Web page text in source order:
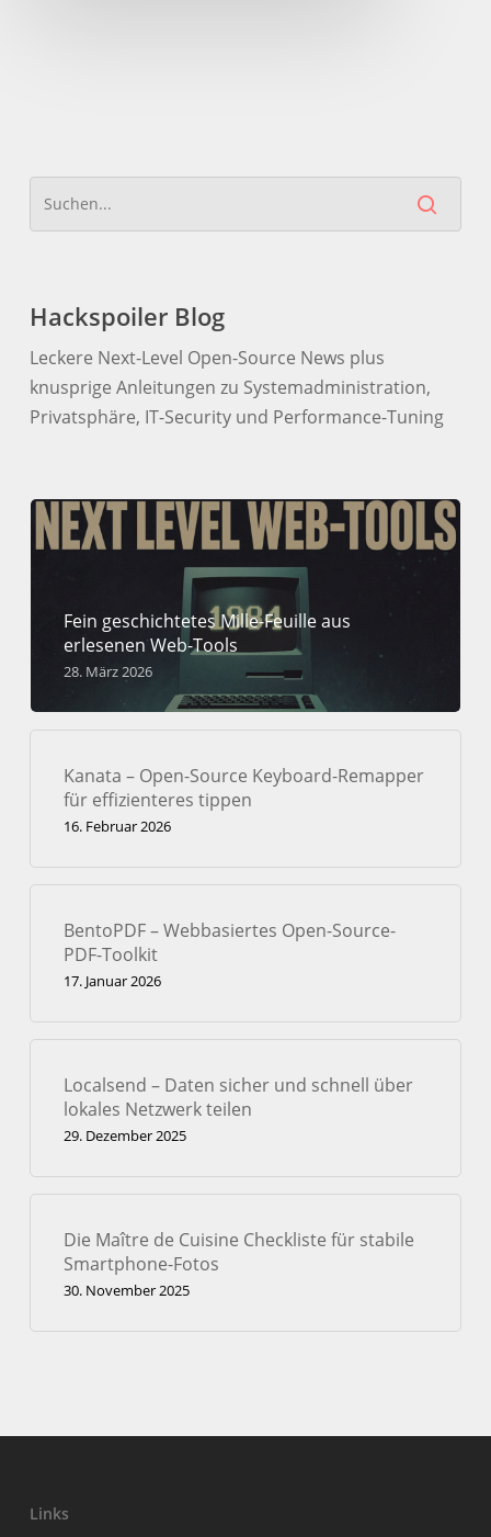
Hackspoiler Blog
Leckere Next-Level Open-Source News plus
knusprige Anleitungen zu Systemadministration,
Privatsphäre, IT-Security und Performance-Tuning
Fein geschichtetes Mille-Feuille aus
erlesenen Web-Tools
28. März 2026
Kanata – Open-Source Keyboard-Remapper
für effizienteres tippen
16. Februar 2026
BentoPDF – Webbasiertes Open-Source-
PDF-Toolkit
17. Januar 2026
Localsend – Daten sicher und schnell über
lokales Netzwerk teilen
29. Dezember 2025
Die Maître de Cuisine Checkliste für stabile
Smartphone-Fotos
30. November 2025
Links